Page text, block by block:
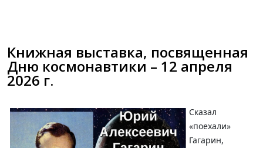
Книжная выставка, посвященная
Дню космонавтики – 12 апреля
2026 г.
Сказал
«поехали»
Гагарин,